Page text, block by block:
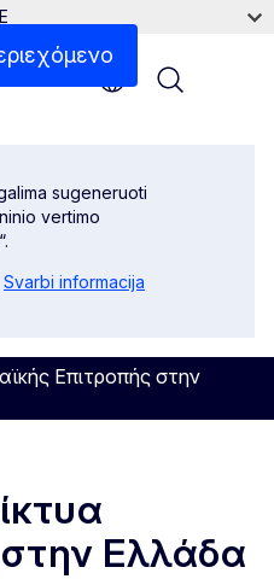
sugeneruoti
vertimo
Svarbi informacija
Επιτροπής στην
Ελλάδα